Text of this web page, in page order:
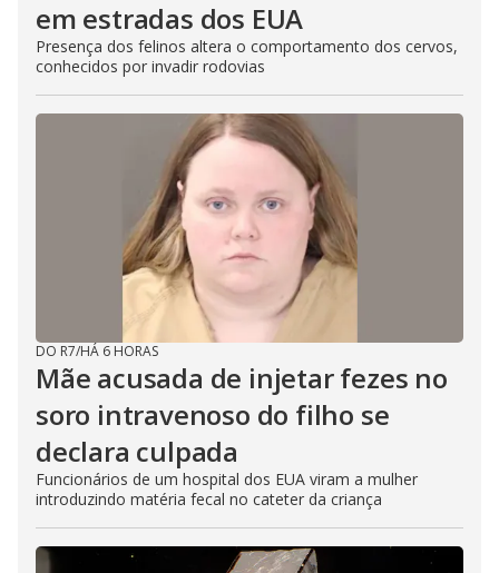
em estradas dos EUA
Presença dos felinos altera o comportamento dos cervos,
conhecidos por invadir rodovias
DO R7/HÁ 6 HORAS
Mãe acusada de injetar fezes no
soro intravenoso do filho se
declara culpada
Funcionários de um hospital dos EUA viram a mulher
introduzindo matéria fecal no cateter da criança